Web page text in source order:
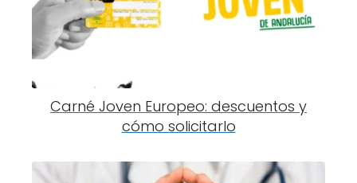
Carné Joven Europeo: descuentos y
cómo solicitarlo